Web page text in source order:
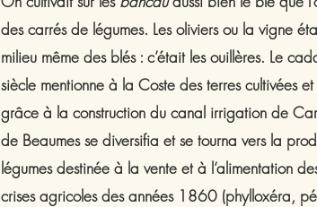
des carrés de légumes. Les oliviers ou la vigne
milieu même des blés : c’était les ouillères. Le
siècle mentionne à la Coste des terres cultivées
grâce à la construction du canal irrigation de
de Beaumes se diversifia et se tourna vers la
légumes destinée à la vente et à l’alimentation
crises agricoles des années 1860 (phylloxéra,